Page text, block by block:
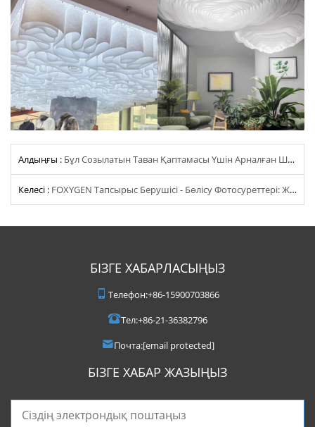
Алдыңғы : Бұл Созылатын Таван Қаптамасы Үшін Арналған Шпателдерді Қытайда Тек Бір Ғана Зауыт Шығарады! PVC Мембранаңызды Бүзбеңіз!
Келесі : FOXYGEN Тапсырыс Берушісі - Бөлісу Фотосуреттері: Жартылай Мөлдір Төбе
БІЗГЕ ХАБАРЛАСЫҢЫЗ
Телефон:+86-15900703866
Тел:+86-21-36382796
Почта:[email protected]
БІЗГЕ ХАБАР ЖАЗЫҢЫЗ